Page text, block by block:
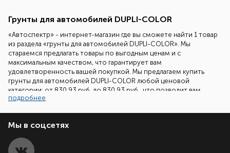
Грунты для автомобилей DUPLI-COLOR
«Автоспектр» - интернет-магазин где вы сможете найти 1 товар
из раздела «грунты для автомобилей DUPLI-COLOR». Мы
стараемся предлагать товары по выгодным ценам и с
максимальным качеством, что гарантирует вам
удовлетворенность вашей покупкой. Мы предлагаем купить
грунты для автомобилей DUPLI-COLOR любой ценовой
категории: от 830.93 руб. до 830.93 руб., что позволит вам
сделать выбор ориентированный на ваш бюджет.
Наши специалисты всегда готовы помочь вам подобрать
необходимый товар. Все что вам надо сделать - это позвонить
задать ваш вопрос.
подробнее
Мы в соцсетях